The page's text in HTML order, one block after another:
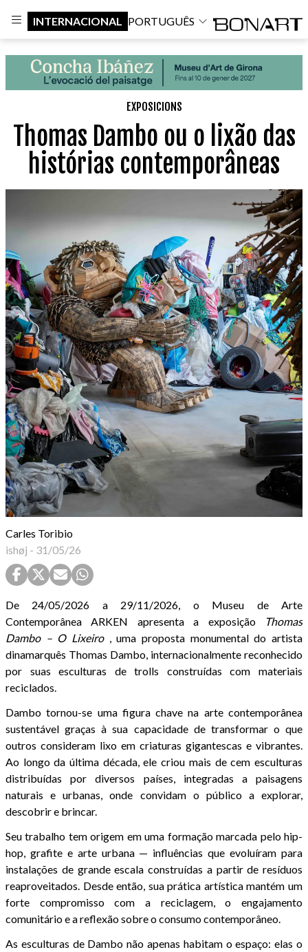
INTERNACIONAL PORTUGUÊS
EXPOSICIONS
Thomas Dambo ou o lixão das
histórias contemporâneas
Carles Toribio
ishøj - 31/05/26
De 24/05/2026 a 29/11/2026, o Museu de Arte
Contemporânea ARKEN apresenta a exposição
Thomas
Dambo – O Lixeiro, uma proposta monumental do artista
dinamarquês Thomas Dambo, internacionalmente reconhecido
por suas esculturas de trolls construídas com materiais
reciclados.
Dambo tornou-se uma figura chave na arte contemporânea
sustentável graças à sua capacidade de transformar o que
outros consideram lixo em criaturas gigantescas e vibrantes.
Ao longo da última década, ele criou mais de cem esculturas
distribuídas por diversos países, integradas a paisagens
naturais e urbanas, onde convidam o público a explorar,
descobrir e brincar.
Seu trabalho tem origem em uma formação marcada pelo hip-
hop, grafite e arte urbana — influências que evoluíram para
instalações de grande escala construídas a partir de resíduos
reaproveitados. Desde então, sua prática artística mantém um
forte compromisso com a reciclagem, o engajamento
comunitário e a reflexão sobre o consumo contemporâneo.
As esculturas de Dambo não apenas habitam o espaço: elas o